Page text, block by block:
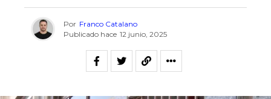
Por Franco Catalano
Publicado hace 12 junio, 2025